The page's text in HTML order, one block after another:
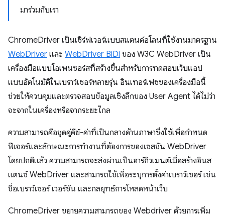
มาร่วมกับเรา
ChromeDriver เป็นเซิร์ฟเวอร์แบบสแตนด์อโลนที่ใช้งานมาตรฐาน
WebDriver และ WebDriver BiDi ของ W3C WebDriver เป็น
เครื่องมือแบบโอเพนซอร์สที่สร้างขึ้นสำหรับการทดสอบเว็บแอป
แบบอัตโนมัติในเบราว์เซอร์หลายรุ่น อินเทอร์เฟซของเครื่องมือนี้
ช่วยให้ควบคุมและตรวจสอบข้อมูลเชิงลึกของ User Agent ได้ไม่ว่า
จะจากในเครื่องหรือจากระยะไกล
ความสามารถคือชุดคู่คีย์-ค่าที่เป็นกลางด้านภาษาซึ่งใช้เพื่อกำหนด
ฟีเจอร์และลักษณะการทำงานที่ต้องการของเซสชัน WebDriver
โดยปกติแล้ว ความสามารถจะส่งผ่านเป็นอาร์กิวเมนต์เมื่อสร้างอินส
แตนซ์ WebDriver และสามารถใช้เพื่อระบุการตั้งค่าเบราว์เซอร์ เช่น
ชื่อเบราว์เซอร์ เวอร์ชัน และกลยุทธ์การโหลดหน้าเว็บ
ChromeDriver ขยายความสามารถของ Webdriver ด้วยการเพิ่ม